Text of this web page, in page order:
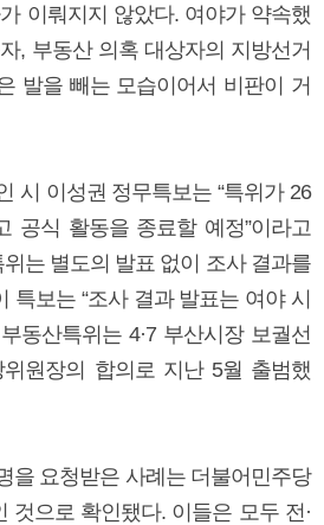
이뤄지지 않았다. 여야가 약속했
, 부동산 의혹 대상자의 지방선거
발을 빼는 모습이어서 비판이 거
시 이성권 정무특보는 “특위가 26
공식 활동을 종료할 예정”이라고
는 별도의 발표 없이 조사 결과를
특보는 “조사 결과 발표는 여야 시
동산특위는 4·7 부산시장 보궐선
원장의 합의로 지난 5월 출범했
을 요청받은 사례는 더불어민주당
것으로 확인됐다. 이들은 모두 전·